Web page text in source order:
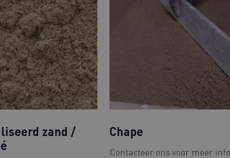
zand /
Chape
Contacteer ons voor meer info.